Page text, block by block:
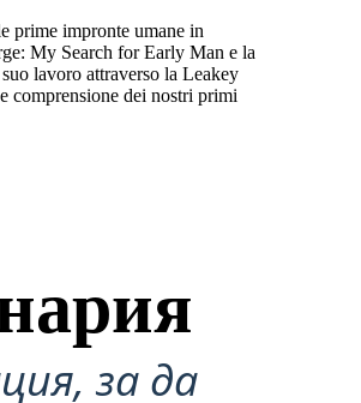
prime impronte umane in
My Search for Early Man e la
lavoro attraverso la Leakey
comprensione dei nostri primi
за да